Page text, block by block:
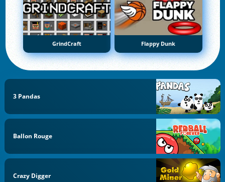
GrindCraft Flappy Dunk
3 Pandas
Ballon Rouge
Crazy Digger